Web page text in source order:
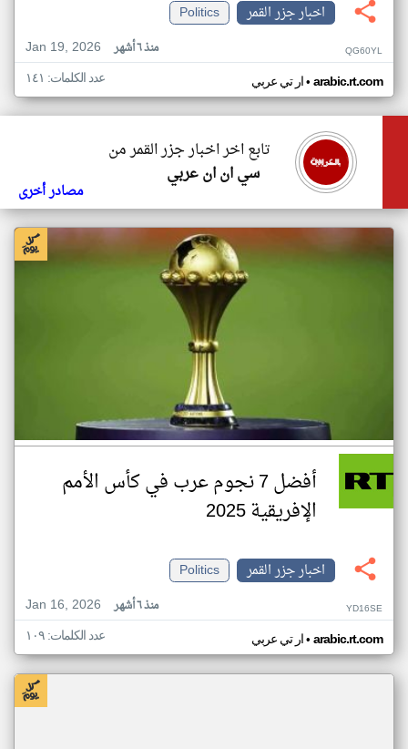
اخبار جزر القمر
Politics
Jan 19, 2026
منذ ٦ أشهر QG60YL
ار تي عربي• arabic.rt.com عدد الكلمات: ١٤١
تابع اخر اخبار جزر القمر من
سي ان ان عربي
مصادر أخرى
أفضل 7 نجوم عرب في كأس الأمم
الإفريقية 2025
اخبار جزر القمر
Politics
Jan 16, 2026
منذ ٦ أشهر YD16SE
ار تي عربي• arabic.rt.com عدد الكلمات: ١٠٩